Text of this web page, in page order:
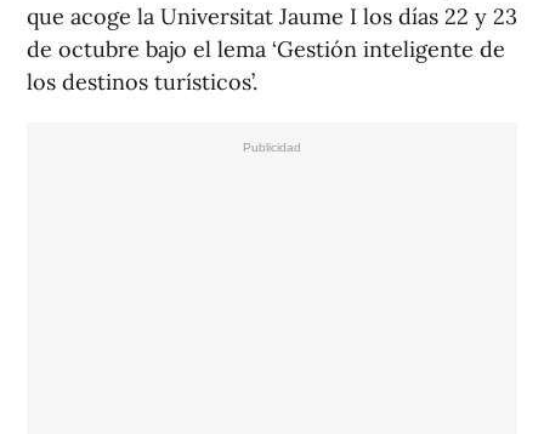
que acoge la Universitat Jaume I los días 22 y 23
de octubre bajo el lema ‘Gestión inteligente de
los destinos turísticos’.